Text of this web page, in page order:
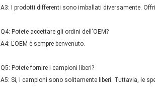
A3: I prodotti differenti sono imballati diversamente.
Q4: Potete accettare gli ordini dell'OEM?
A4: L'OEM è sempre benvenuto.
Q5: Potete fornire i campioni liberi?
A5: Sì, i campioni sono solitamente liberi. Tuttavia, le